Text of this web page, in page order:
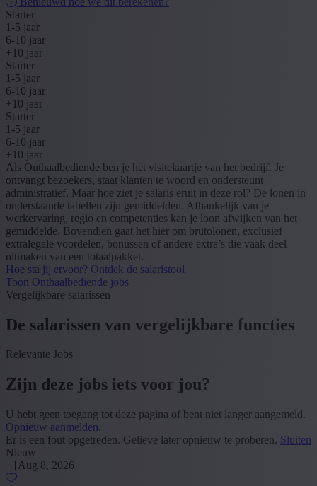
Starter
1-5 jaar
6-10 jaar
+10 jaar
Starter
1-5 jaar
6-10 jaar
+10 jaar
Starter
1-5 jaar
6-10 jaar
+10 jaar
Als Onthaalbediende ben je het visitekaartje van het bedrijf. Je
ontvangt bezoekers, staat klanten te woord en ondersteunt
administratief. Maar hoe ziet je salaris eruit in deze rol? De lonen in
onderstaande tabellen zijn gemiddelden. Afhankelijk van je
werkervaring, regio en competenties kan je loon afwijken van het
gemiddelde. Bovendien gaat het hier om brutolonen, exclusief
extralegale voordelen, bonussen of andere extra’s die vaak deel
uitmaken van een totaalpakket.
Hoe sta jij ervoor? Ontdek de salaristool
Toon Onthaalbediende jobs
Vergelijkbare salarissen
De salarissen van vergelijkbare functies
Relevante Jobs
Zijn deze jobs iets voor jou?
U hebt geen toegang tot deze pagina of bent niet langer aangemeld.
Opnieuw aanmelden.
Er is een fout opgetreden. Gelieve later opnieuw te proberen. Sluiten
Nieuw
Aug 8, 2026